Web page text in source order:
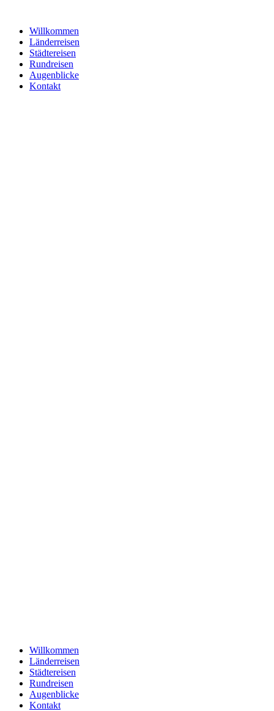
springenWillkommen
Länderreisen
Städtereisen
Rundreisen
Augenblicke
Kontakt
Willkommen
Länderreisen
Städtereisen
Rundreisen
Augenblicke
Kontakt